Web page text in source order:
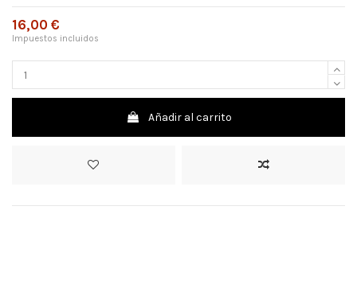
16,00 €
Impuestos incluidos
Añadir al carrito